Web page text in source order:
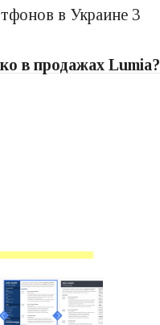
в продажах Lumia?